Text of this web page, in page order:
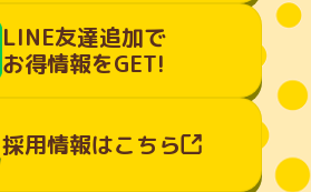
LINE友達追加で
お得情報をGET!
採用情報はこちら